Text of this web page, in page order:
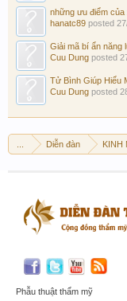
những ưu điểm của
hanatc89 posted
Giải mã bí ẩn năng
Cuu Dung posted
Tử Bình Giúp Hiểu
Cuu Dung posted
Diễn đàn KINH
Phẫu thuật thẩm mỹ